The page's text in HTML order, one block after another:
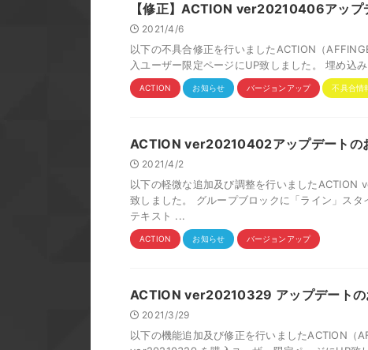
【修正】ACTION ver20210406アップ
2021/4/6
以下の不具合修正を行いましたACTION（
入ユーザー限定ページにUP致しました。 埋め込
ACTION お知らせ バージョンアップ 不具合情
ACTION ver20210402アップデートの
2021/4/2
以下の軽微な追加及び調整を行いました
致しました。 グループブロックに「ライン」ス
テキスト ...
ACTION お知らせ バージョンアップ
ACTION ver20210329 アップデートの
2021/3/29
以下の機能追加及び修正を行いましたACTION（